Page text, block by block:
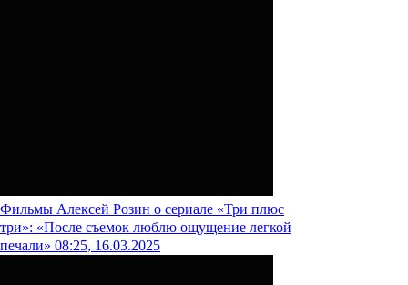
Фильмы Алексей Розин о сериале «Три плюс
три»: «После съемок люблю ощущение легкой
печали» 08:25, 16.03.2025